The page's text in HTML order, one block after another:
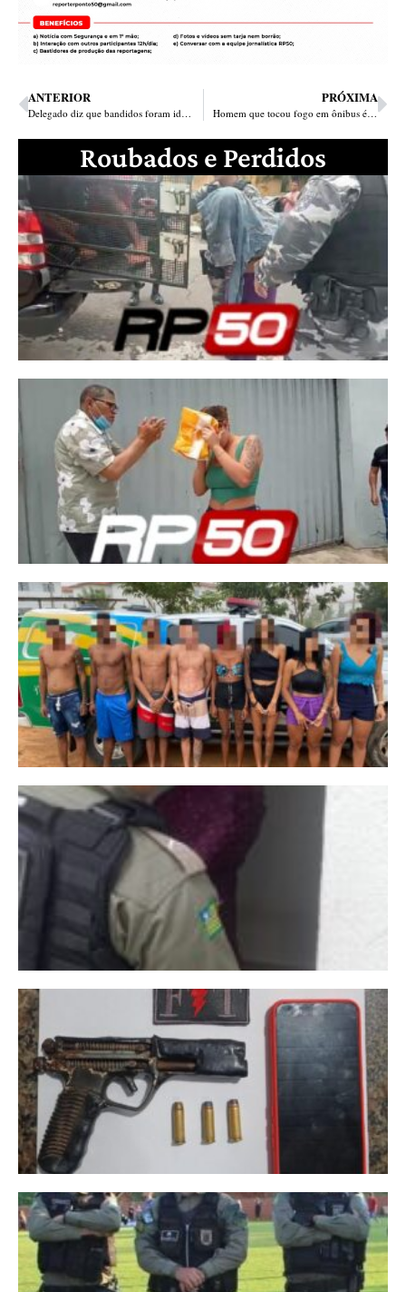
ANTERIOR
Delegado diz que bandidos foram identificados e haviam filmado casa do empresário Rafael
PRÓXIMA
Homem que tocou fogo em ônibus é preso e deixa recado: “hoje a Justiça está sendo feita”
Roubados e Perdidos